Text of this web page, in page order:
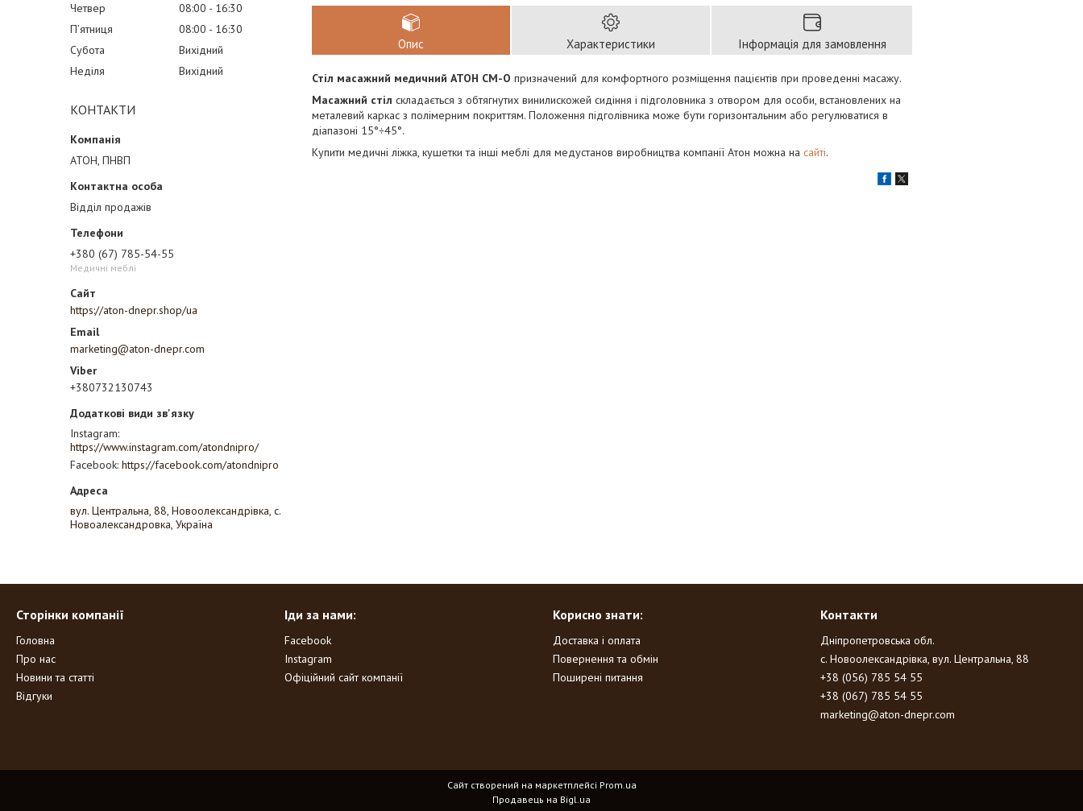
Четвер
08:00
16:30
Пʼятниця
08:00
16:30
Субота
Вихідний
Неділя
Вихідний
КОНТАКТИ
АТОН, ПНВП
Відділ продажів
+380 (67) 785-54-55
Медичні меблі
https://aton-dnepr.shop/ua
marketing@aton-dnepr.com
+380732130743
Instagram
https://www.instagram.com/atondnipro/
Facebook https://facebook.com/atondnipro
вул. Центральна, 88, Новоолександрівка, с.
Новоалександровка, Україна
Опис Характеристики Інформація для замовлення
Стіл масажний медичний АТОН СМ-О призначений для комфортного розміщення пацієнтів при проведенні масажу.
Масажний стіл складається з обтягнутих винилискожей сидіння і підголовника з отвором для особи, встановлених на
металевий каркас з полімерним покриттям. Положення підголівника може бути горизонтальним або регулюватися в
діапазоні 15°÷45°.
Купити медичні ліжка, кушетки та інші меблі для медустанов виробництва компанії Атон можна на сайті.
Сторінки компанії
Головна
Про нас
Новини та статті
Відгуки
Іди за нами:
Facebook
Instagram
Офіційний сайт компанії
Корисно знати:
Доставка і оплата
Повернення та обмін
Поширені питання
Контакти
Дніпропетровська обл.
с. Новоолександрівка, вул. Центральна, 88
+38 (056) 785 54 55
+38 (067) 785 54 55
marketing@aton-dnepr.com
Сайт створений на маркетплейсі Prom.ua
Продавець на Bigl.ua